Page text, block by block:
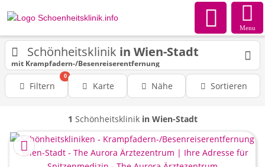
Menu
Schönheitsklinik in Wien-Stadt
mit Krampfadern-/Besenreiserentfernung
Filtern
0
Karte Nähe Sortieren
1 Schönheitsklinik in Wien-Stadt